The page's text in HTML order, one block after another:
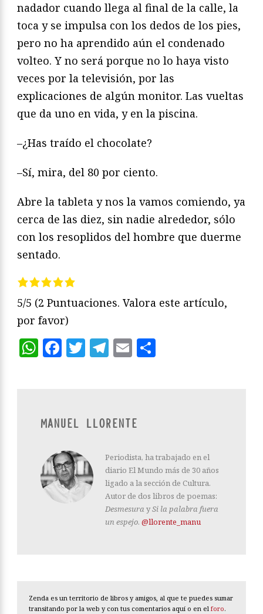
nadador cuando llega al final de la calle, la
toca y se impulsa con los dedos de los pies,
pero no ha aprendido aún el condenado
volteo. Y no será porque no lo haya visto
veces por la televisión, por las
explicaciones de algún monitor. Las vueltas
que da uno en vida, y en la piscina.
–¿Has traído el chocolate?
–Sí, mira, del 80 por ciento.
Abre la tableta y nos la vamos comiendo, ya
cerca de las diez, sin nadie alrededor, sólo
con los resoplidos del hombre que duerme
sentado.
5/5 (2 Puntuaciones. Valora este artículo,
por favor)
WhatsApp
Facebook
Twitter
Telegram
Email
MANUEL LLORENTE
Periodista, ha trabajado en el
diario El Mundo más de 30 años
ligado a la sección de Cultura.
Autor de dos libros de poemas:
Desmesura ySi la palabra fuera
un espejo. @llorente_manu
Zenda es un territorio de libros y amigos, al que te puedes sumar
transitando por la web y con tus comentarios aquí o en el foro.